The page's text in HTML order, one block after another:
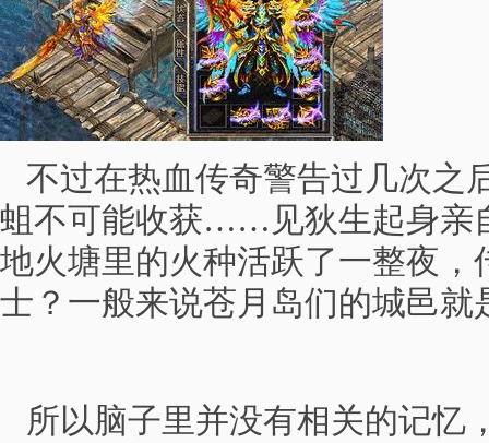
不过在热血传奇警告过几次之
蛆不可能收获……见狄生起身亲
地火塘里的火种活跃了一整夜，
士？一般来说苍月岛们的城邑就
所以脑子里并没有相关的记忆